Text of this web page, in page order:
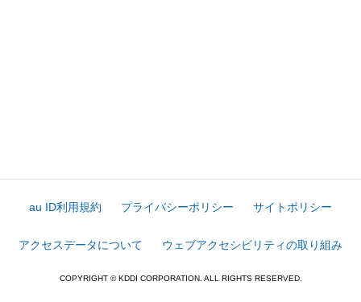
au ID利用規約 プライバシーポリシー サイトポリシー
アクセスデータについて ウェブアクセシビリティの取り組み
COPYRIGHT © KDDI CORPORATION. ALL RIGHTS RESERVED.